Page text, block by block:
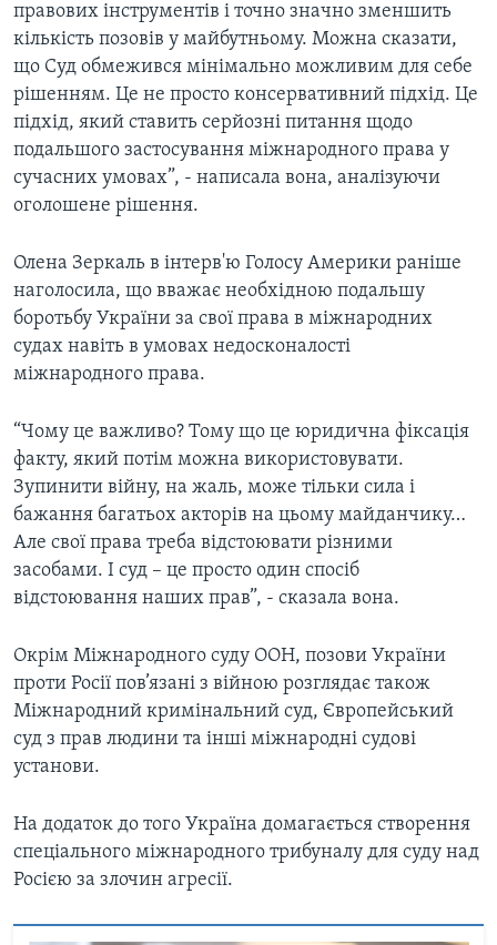
правових інструментів і точно значно зменшить
кількість позовів у майбутньому. Можна сказати,
що Суд обмежився мінімально можливим для себе
рішенням. Це не просто консервативний підхід. Це
підхід, який ставить серйозні питання щодо
подальшого застосування міжнародного права у
сучасних умовах”, - написала вона, аналізуючи
оголошене рішення.
Олена Зеркаль в інтерв'ю Голосу Америки раніше
наголосила, що вважає необхідною подальшу
боротьбу України за свої права в міжнародних
судах навіть в умовах недосконалості
міжнародного права.
“Чому це важливо? Тому що це юридична фіксація
факту, який потім можна використовувати.
Зупинити війну, на жаль, може тільки сила і
бажання багатьох акторів на цьому майданчику…
Але свої права треба відстоювати різними
засобами. І суд – це просто один спосіб
відстоювання наших прав”, - сказала вона.
Окрім Міжнародного суду ООН, позови України
проти Росії пов’язані з війною розглядає також
Міжнародний кримінальний суд, Європейський
суд з прав людини та інші міжнародні судові
установи.
На додаток до того Україна домагається створення
спеціального міжнародного трибуналу для суду над
Росією за злочин агресії.